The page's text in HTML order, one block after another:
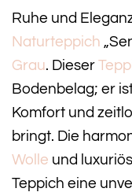
Ruhe und
Naturteppich
Grau. Dieser
Bodenbelag; er
Komfort und
bringt. Die
Wolle und
Teppich eine